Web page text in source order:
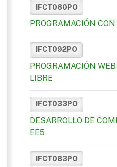
IFCT080PO
PROGRAMACIÓN
IFCT092PO
PROGRAMACIÓN
LIBRE
IFCT033PO
DESARROLLO DE
EE5
IFCT083PO